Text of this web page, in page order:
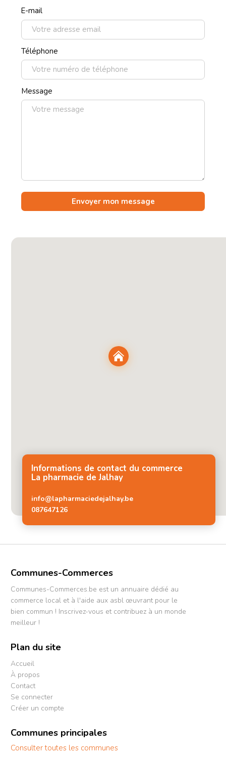
E-mail
Téléphone
Message
Informations de contact du commerce
La pharmacie de Jalhay
info@lapharmaciedejalhay.be
087647126
Communes-Commerces
Communes-Commerces.be est un annuaire dédié au
commerce local et à l'aide aux asbl œuvrant pour le
bien commun ! Inscrivez-vous et contribuez à un monde
meilleur !
Plan du site
Accueil
À propos
Contact
Se connecter
Créer un compte
Communes principales
Consulter toutes les communes